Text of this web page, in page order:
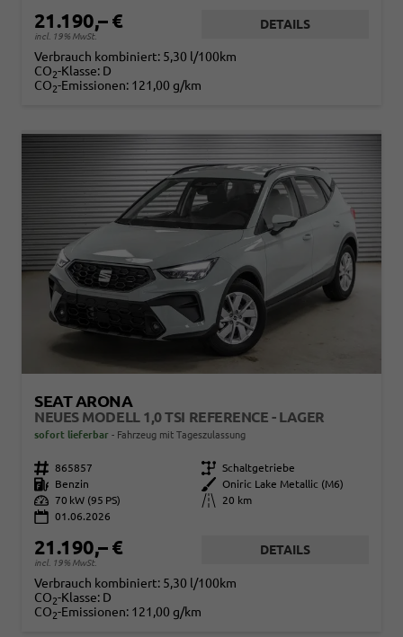
21.190,– €
incl. 19% MwSt.
DETAILS
Verbrauch kombiniert: 5,30 l/100km
CO2-Klasse: D
CO2-Emissionen: 121,00 g/km
SEAT ARONA
NEUES MODELL 1,0 TSI REFERENCE - LAGER
sofort lieferbar Fahrzeug mit Tageszulassung
Fahrzeugnr. 865857 Getriebe Schaltgetriebe
Kraftstoff
Benzin Außenfarbe
Oniric Lake Metallic (M6)
Leistung 70 kW (95 PS) Kilometerstand
20 km
01.06.2026
21.190,– €
incl. 19% MwSt.
DETAILS
Verbrauch kombiniert: 5,30 l/100km
CO2-Klasse: D
CO2-Emissionen: 121,00 g/km